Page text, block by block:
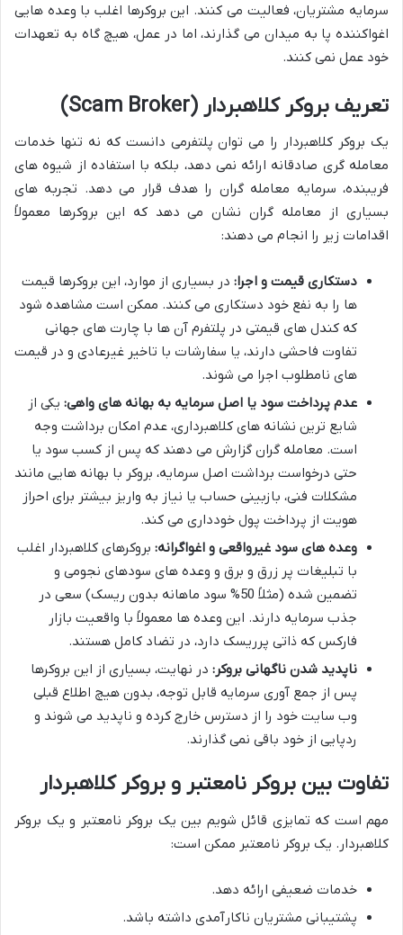
سرمایه مشتریان، فعالیت می کنند. این بروکرها اغلب با وعده هایی
اغواکننده پا به میدان می گذارند، اما در عمل، هیچ گاه به تعهدات
خود عمل نمی کنند.
تعریف بروکر کلاهبردار (Scam Broker)
یک بروکر کلاهبردار را می توان پلتفرمی دانست که نه تنها خدمات
معامله گری صادقانه ارائه نمی دهد، بلکه با استفاده از شیوه های
فریبنده، سرمایه معامله گران را هدف قرار می دهد. تجربه های
بسیاری از معامله گران نشان می دهد که این بروکرها معمولاً
اقدامات زیر را انجام می دهند:
دستکاری قیمت و اجرا: در بسیاری از موارد، این بروکرها قیمت
ها را به نفع خود دستکاری می کنند. ممکن است مشاهده شود
که کندل های قیمتی در پلتفرم آن ها با چارت های جهانی
تفاوت فاحشی دارند، یا سفارشات با تاخیر غیرعادی و در قیمت
های نامطلوب اجرا می شوند.
عدم پرداخت سود یا اصل سرمایه به بهانه های واهی: یکی از
شایع ترین نشانه های کلاهبرداری، عدم امکان برداشت وجه
است. معامله گران گزارش می دهند که پس از کسب سود یا
حتی درخواست برداشت اصل سرمایه، بروکر با بهانه هایی مانند
مشکلات فنی، بازبینی حساب یا نیاز به واریز بیشتر برای احراز
هویت از پرداخت پول خودداری می کند.
وعده های سود غیرواقعی و اغواگرانه: بروکرهای کلاهبردار اغلب
با تبلیغات پر زرق و برق و وعده های سودهای نجومی و
تضمین شده (مثلاً 50% سود ماهانه بدون ریسک) سعی در
جذب سرمایه دارند. این وعده ها معمولاً با واقعیت بازار
فارکس که ذاتی پرریسک دارد، در تضاد کامل هستند.
ناپدید شدن ناگهانی بروکر: در نهایت، بسیاری از این بروکرها
پس از جمع آوری سرمایه قابل توجه، بدون هیچ اطلاع قبلی
وب سایت خود را از دسترس خارج کرده و ناپدید می شوند و
ردپایی از خود باقی نمی گذارند.
تفاوت بین بروکر نامعتبر و بروکر کلاهبردار
مهم است که تمایزی قائل شویم بین یک بروکر نامعتبر و یک بروکر
کلاهبردار. یک بروکر نامعتبر ممکن است:
خدمات ضعیفی ارائه دهد.
پشتیبانی مشتریان ناکارآمدی داشته باشد.